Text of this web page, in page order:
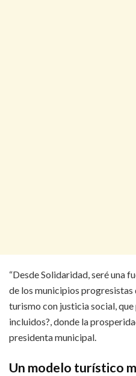
“Desde Solidaridad, seré una
de los municipios
turismo con justicia social, que
incluidos?, donde la
presidenta municipal.
Un modelo turístico